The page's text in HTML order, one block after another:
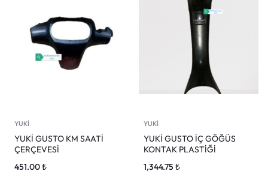
YUKİ
YUKİ GUSTO KM SAATİ
ÇERÇEVESİ
451.00₺
YUKİ
YUKİ GUSTO İÇ GÖĞÜS
KONTAK PLASTİĞİ
1,344.75 ₺